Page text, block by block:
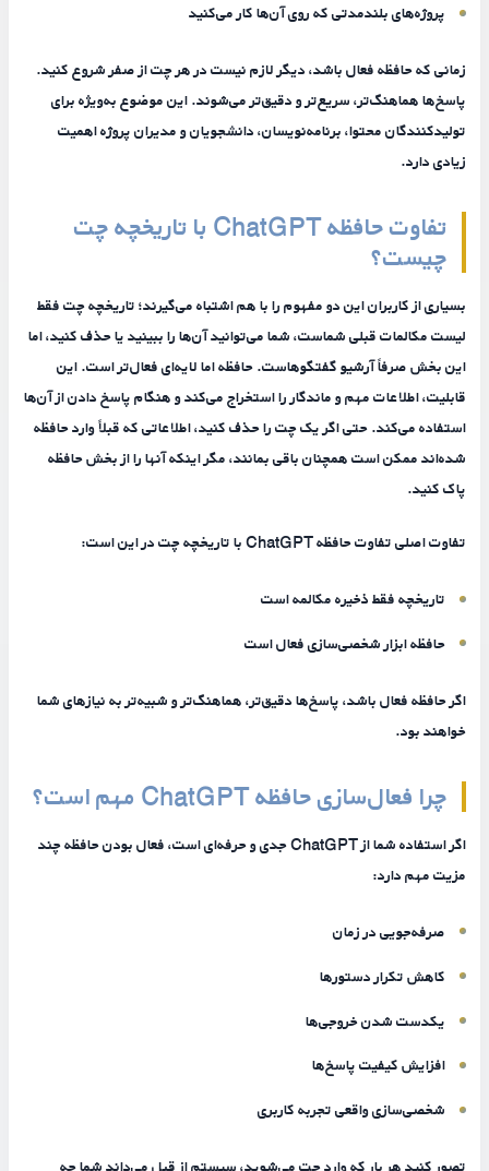
پروژه‌های بلندمدتی که روی آن‌ها کار می‌کنید
زمانی که حافظه فعال باشد، دیگر لازم نیست در هر چت از صفر شروع کنید.
پاسخ‌ها هماهنگ‌تر، سریع‌تر و دقیق‌تر می‌شوند. این موضوع به‌ویژه برای
تولیدکنندگان محتوا، برنامه‌نویسان، دانشجویان و مدیران پروژه اهمیت
زیادی دارد.
تفاوت حافظه ChatGPT با تاریخچه چت
چیست؟
بسیاری از کاربران این دو مفهوم را با هم اشتباه می‌گیرند؛ تاریخچه چت فقط
لیست مکالمات قبلی شماست، شما می‌توانید آن‌ها را ببینید یا حذف کنید، اما
این بخش صرفاً آرشیو گفتگوهاست. حافظه اما لایه‌ای فعال‌تر است. این
قابلیت، اطلاعات مهم و ماندگار را استخراج می‌کند و هنگام پاسخ دادن از آن‌ها
استفاده می‌کند. حتی اگر یک چت را حذف کنید، اطلاعاتی که قبلاً وارد حافظه
شده‌اند ممکن است همچنان باقی بمانند، مگر اینکه آنها را از بخش حافظه
پاک کنید.
تفاوت اصلی تفاوت حافظه ChatGPT با تاریخچه چت در این است:
تاریخچه فقط ذخیره مکالمه است
حافظه ابزار شخصی‌سازی فعال است
اگر حافظه فعال باشد، پاسخ‌ها دقیق‌تر، هماهنگ‌تر و شبیه‌تر به نیازهای شما
خواهند بود.
چرا فعال‌سازی حافظه ChatGPT مهم است؟
اگر استفاده شما از ChatGPT جدی و حرفه‌ای است، فعال بودن حافظه چند
مزیت مهم دارد:
صرفه‌جویی در زمان
کاهش تکرار دستورها
یکدست شدن خروجی‌ها
افزایش کیفیت پاسخ‌ها
شخصی‌سازی واقعی تجربه کاربری
تصور کنید هر بار که وارد چت می‌شوید، سیستم از قبل می‌داند شما چه